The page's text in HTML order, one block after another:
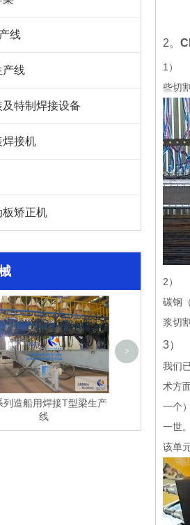
线
产线
特制焊接设备
焊接机
板矫正机
列造船用焊接T型梁生产
线
HB系列自动
>
2。
1）
些切
2）
碳钢
浆切
3）
我们
术方
一个）
一世
该单